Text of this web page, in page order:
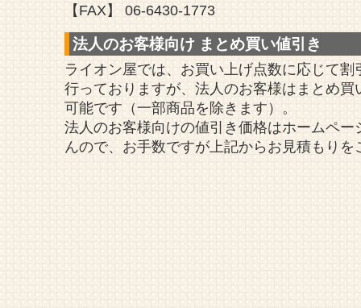
【FAX】 06-6430-1773
法人のお客様向け まとめ買い値引き
ライオン屋では、お買い上げ点数に応じて割
行っておりますが、法人のお客様はまとめ
可能です（一部商品を除きます）。
法人のお客様向けの値引き価格はホームペ
んので、お手数ですが上記からお見積もりを